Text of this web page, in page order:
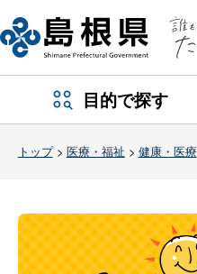
目的で探す
トップ> 医療・福祉 > 健康・医療